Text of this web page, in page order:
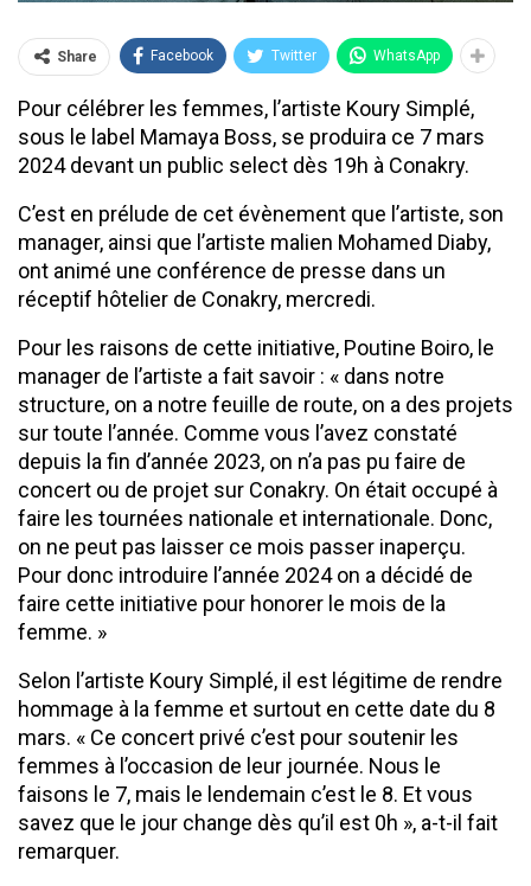
Share Facebook Twitter WhatsApp
Pour célébrer les femmes, l’artiste Koury Simplé,
sous le label Mamaya Boss, se produira ce 7 mars
2024 devant un public select dès 19h à Conakry.
C’est en prélude de cet évènement que l’artiste, son
manager, ainsi que l’artiste malien Mohamed Diaby,
ont animé une conférence de presse dans un
réceptif hôtelier de Conakry, mercredi.
Pour les raisons de cette initiative, Poutine Boiro, le
manager de l’artiste a fait savoir : « dans notre
structure, on a notre feuille de route, on a des projets
sur toute l’année. Comme vous l’avez constaté
depuis la fin d’année 2023, on n’a pas pu faire de
concert ou de projet sur Conakry. On était occupé à
faire les tournées nationale et internationale. Donc,
on ne peut pas laisser ce mois passer inaperçu.
Pour donc introduire l’année 2024 on a décidé de
faire cette initiative pour honorer le mois de la
femme. »
Selon l’artiste Koury Simplé, il est légitime de rendre
hommage à la femme et surtout en cette date du 8
mars. « Ce concert privé c’est pour soutenir les
femmes à l’occasion de leur journée. Nous le
faisons le 7, mais le lendemain c’est le 8. Et vous
savez que le jour change dès qu’il est 0h », a-t-il fait
remarquer.